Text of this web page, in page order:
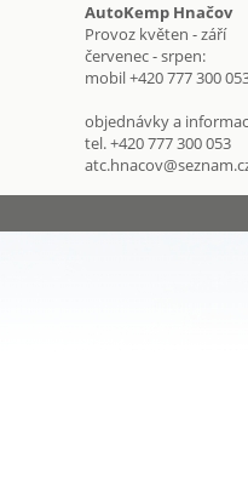
AutoKemp Hnačov
Provoz květen - září
červenec - srpen:
mobil +420 777 300
objednávky a
tel. +420 777 300 053